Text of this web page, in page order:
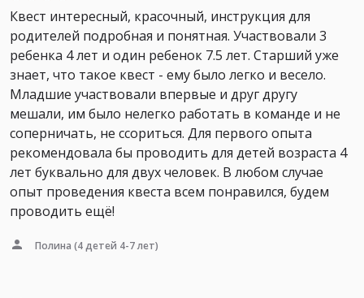
Квест интересный, красочный, инструкция для
родителей подробная и понятная. Участвовали 3
ребенка 4 лет и один ребенок 7.5 лет. Старший уже
знает, что такое квест - ему было легко и весело.
Младшие участвовали впервые и друг другу
мешали, им было нелегко работать в команде и не
соперничать, не ссориться. Для первого опыта
рекомендовала бы проводить для детей возраста 4
лет буквально для двух человек. В любом случае
опыт проведения квеста всем понравился, будем
проводить ещё!
Полина (4 детей 4-7 лет)